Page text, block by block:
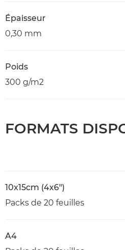
Épaisseur
0,30 mm
Poids
300 g/m2
FORMATS
10x15cm (4x6")
Packs de 20 feuilles
A4